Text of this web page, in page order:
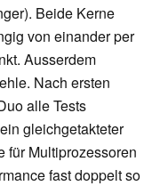
Beide Kerne
von einander per
Ausserdem
Nach ersten
alle Tests
gleichgetakteter
für Multiprozessoren
fast doppelt so